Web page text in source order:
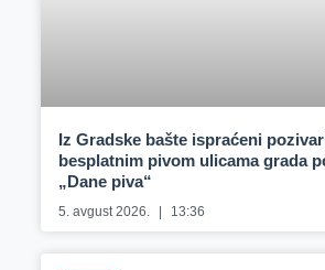
Iz Gradske bašte ispraćeni
besplatnim pivom ulicama grada
„Dane piva“
5. avgust 2026. 13:36